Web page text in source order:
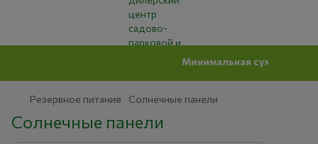
Минимальная сумма заказ на
Резервное питание Солнечные панели
Солнечные панели